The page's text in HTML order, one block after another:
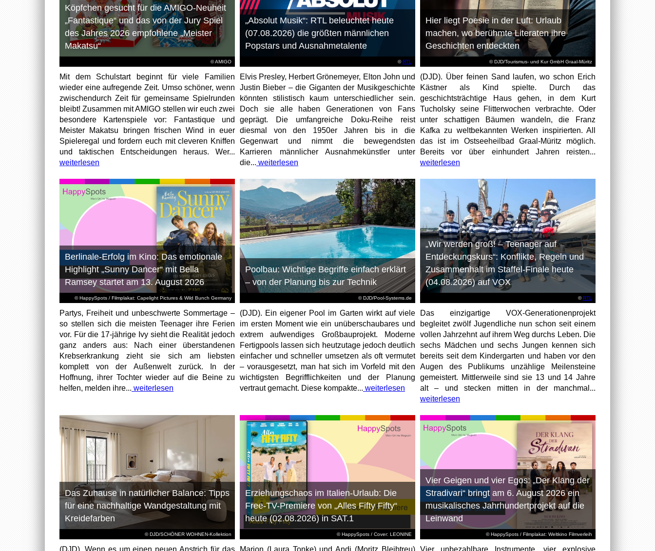
© AMIGO
Köpfchen gesucht für die AMIGO-Neuheit
„Fantastique“ und das von der Jury Spiel
des Jahres 2026 empfohlene „Meister
Makatsu“
Mit dem Schulstart beginnt für viele Familien
wieder eine aufregende Zeit. Umso schöner, wenn
zwischendurch Zeit für gemeinsame Spielrunden
bleibt! Zusammen mit AMIGO stellen wir euch zwei
besondere Kartenspiele vor: Fantastique und
Meister Makatsu bringen frischen Wind in euer
Spieleregal und fordern euch mit cleveren Kniffen
und taktischen Entscheidungen heraus. Wer...
weiterlesen
©RTL
„Absolut Musik“: RTL beleuchtet heute
(07.08.2026) die größten männlichen
Popstars und Ausnahmetalente
Elvis Presley, Herbert Grönemeyer, Elton John und
Justin Bieber – die Giganten der Musikgeschichte
könnten stilistisch kaum unterschiedlicher sein.
Doch sie alle haben Generationen von Fans
geprägt. Die umfangreiche Doku-Reihe reist
diesmal von den 1950er Jahren bis in die
Gegenwart und nimmt die bewegendsten
Karrieren männlicher Ausnahmekünstler unter
die... weiterlesen
© DJD/Tourismus- und Kur GmbH Graal-Müritz
Hier liegt Poesie in der Luft: Urlaub
machen, wo berühmte Literaten ihre
Geschichten entdeckten
(DJD). Über feinen Sand laufen, wo schon Erich
Kästner als Kind spielte. Durch das
geschichtsträchtige Haus gehen, in dem Kurt
Tucholsky seine Flitterwochen verbrachte. Oder
unter schattigen Bäumen wandeln, die Franz
Kafka zu weltbekannten Werken inspirierten. All
das ist im Ostseeheilbad Graal-Müritz möglich.
Bereits vor über einhundert Jahren reisten...
weiterlesen
© HappySpots / Filmplakat: Capelight Pictures & Wild Bunch Germany
Berlinale-Erfolg im Kino: Das emotionale
Highlight „Sunny Dancer“ mit Bella
Ramsey startet am 13. August 2026
Partys, Freiheit und unbeschwerte Sommertage –
so stellen sich die meisten Teenager ihre Ferien
vor. Für die 17-jährige Ivy sieht die Realität jedoch
ganz anders aus: Nach einer überstandenen
Krebserkrankung zieht sie sich am liebsten
komplett von der Außenwelt zurück. In der
Hoffnung, ihrer Tochter wieder auf die Beine zu
helfen, melden ihre... weiterlesen
© DJD/Pool-Systems.de
Poolbau: Wichtige Begriffe einfach erklärt
– von der Planung bis zur Technik
(DJD). Ein eigener Pool im Garten wirkt auf viele
im ersten Moment wie ein unüberschaubares und
extrem aufwendiges Großbauprojekt. Moderne
Fertigpools lassen sich heutzutage jedoch deutlich
einfacher und schneller umsetzen als oft vermutet
– vorausgesetzt, man hat sich im Vorfeld mit den
wichtigsten Begrifflichkeiten und der Planung
vertraut gemacht. Diese kompakte... weiterlesen
©RTL
„Wir werden groß! – Teenager auf
Entdeckungskurs“: Konflikte, Regeln und
Zusammenhalt im Staffel-Finale heute
(04.08.2026) auf VOX
Das einzigartige VOX-Generationenprojekt
begleitet zwölf Jugendliche nun schon seit einem
vollen Jahrzehnt auf ihrem Weg durchs Leben. Die
sechs Mädchen und sechs Jungen kennen sich
bereits seit dem Kindergarten und haben vor den
Augen des Publikums unzählige Meilensteine
gemeistert. Mittlerweile sind sie 13 und 14 Jahre
alt – und stecken mitten in der manchmal...
weiterlesen
© DJD/SCHÖNER WOHNEN-Kollektion
Das Zuhause in natürlicher Balance: Tipps
für eine nachhaltige Wandgestaltung mit
Kreidefarben
(DJD). Wenn es um einen neuen Anstrich für das
© HappySpots / Cover: LEONINE
Erziehungschaos im Italien-Urlaub: Die
Free-TV-Premiere von „Alles Fifty Fifty“
heute (02.08.2026) in SAT.1
Marion (Laura Tonke) und Andi (Moritz Bleibtreu)
© HappySpots / Filmplakat: Weltkino Filmverleih
Vier Geigen und vier Egos: „Der Klang der
Stradivari“ bringt am 6. August 2026 ein
musikalisches Jahrhundertprojekt auf die
Leinwand
Vier unbezahlbare Instrumente, vier explosive